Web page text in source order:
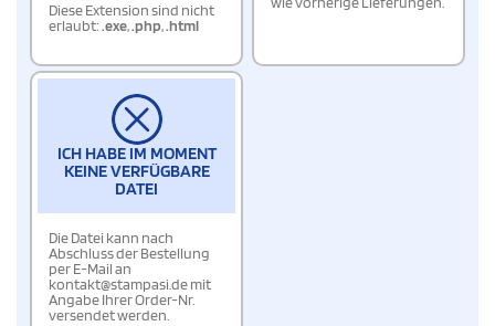
Diese Extension sind nicht
erlaubt:.exe,.php,.html
ICH HABE IM MOMENT
KEINE VERFÜGBARE
DATEI
Die Datei kann nach
Abschluss der Bestellung
per E-Mail an
kontakt@stampasi.de mit
Angabe Ihrer Order-Nr.
versendet werden.